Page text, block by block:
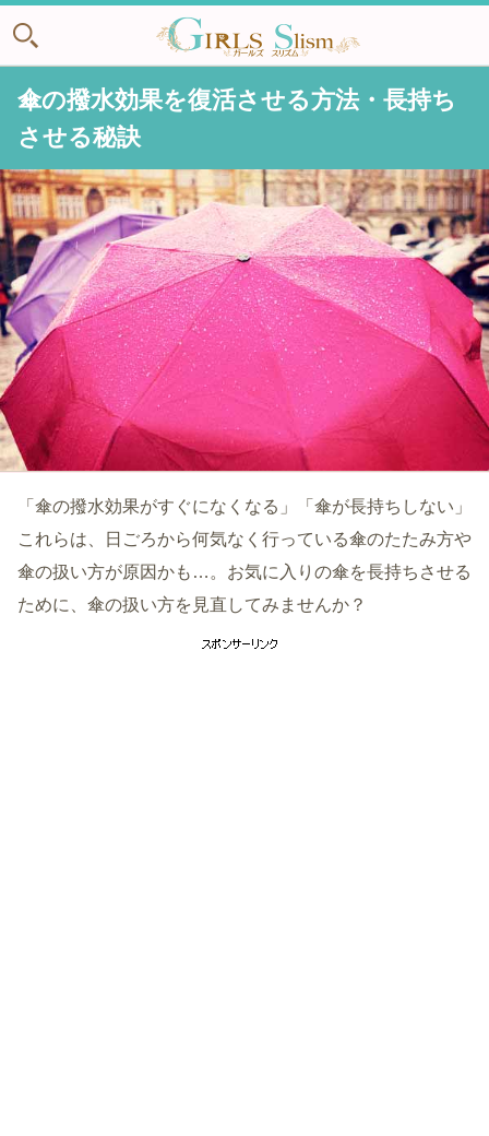
傘の撥水効果を復活させる方法・長持ち
させる秘訣
「傘の撥水効果がすぐになくなる」「傘が長持ちしない」
これらは、日ごろから何気なく行っている傘のたたみ方や
傘の扱い方が原因かも…。お気に入りの傘を長持ちさせる
ために、傘の扱い方を見直してみませんか？